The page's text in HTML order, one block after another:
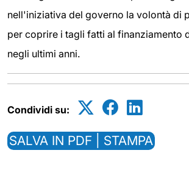
nell'iniziativa del governo la volontà di
per coprire i tagli fatti al finanziamento
negli ultimi anni.
Condividi su:
SALVA IN PDF | STAMPA